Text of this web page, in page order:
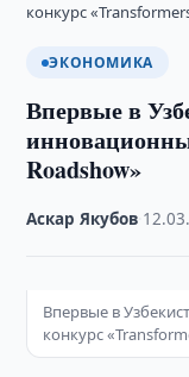
конкурс
ЭКОНОМИКА
Впервые в
Roadshow»
Аскар Якубов
Впервые в
конкурс